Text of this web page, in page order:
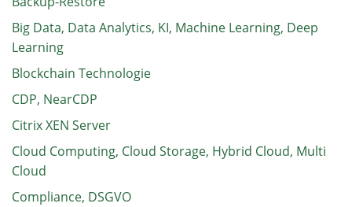
Big Data, Data Analytics, KI, Machine Learning, Deep
Learning
Blockchain Technologie
CDP, NearCDP
Citrix XEN Server
Cloud Computing, Cloud Storage, Hybrid Cloud, Multi
Cloud
Compliance, DSGVO